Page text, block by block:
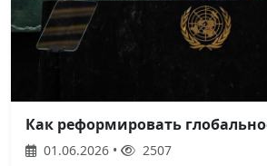
Как реформировать
01.06.2026 • 2507